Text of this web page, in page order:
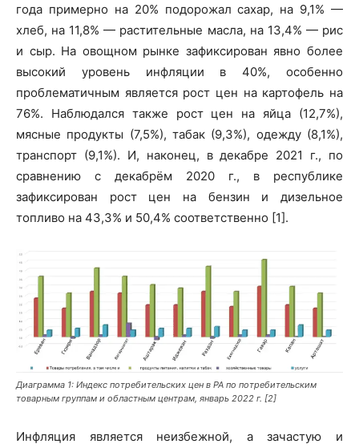
года примерно на 20% подорожал сахар, на 9,1% —
хлеб, на 11,8% — растительные масла, на 13,4% — рис
и сыр. На овощном рынке зафиксирован явно более
высокий уровень инфляции в 40%, особенно
проблематичным является рост цен на картофель на
76%. Наблюдался также рост цен на яйца (12,7%),
мясные продукты (7,5%), табак (9,3%), одежду (8,1%),
транспорт (9,1%). И, наконец, в декабре 2021 г., по
сравнению с декабрём 2020 г., в республике
зафиксирован рост цен на бензин и дизельное
топливо на 43,3% и 50,4% соответственно [1].
Диаграмма 1: Индекс потребительских цен в РА по потребительским
товарным группам и областным центрам, январь 2022 г. [2]
Инфляция является неизбежной, а зачастую и